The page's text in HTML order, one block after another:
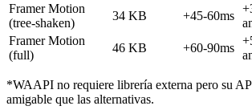
Framer Motion
(tree-shaken)
34 KB +45-60ms
Framer Motion
(full)
46 KB +60-90ms
*WAAPI no requiere librería externa pero su
amigable que las alternativas.